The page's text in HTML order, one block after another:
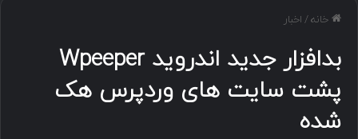
خانه/ اخبار
بدافزار جدید اندروید Wpeeper
پشت سایت های وردپرس هک
شده